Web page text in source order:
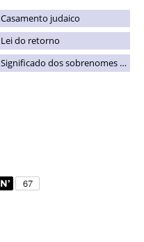
Casamento judaico
Lei do retorno
Significado dos sobrenomes judaicos